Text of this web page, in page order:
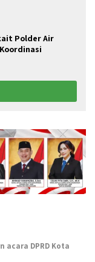
Polder Air
DPRD Kota